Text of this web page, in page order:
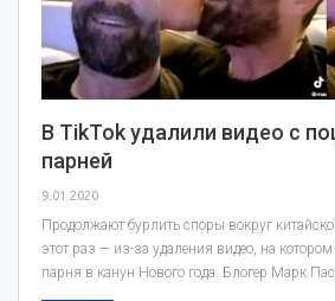
В TikTok удалили видео с
парней
9.01.2020
Продолжают бурлить споры вокруг
этот раз — из-за удаления видео, на котором
парня в канун Нового года. Блогер Марк